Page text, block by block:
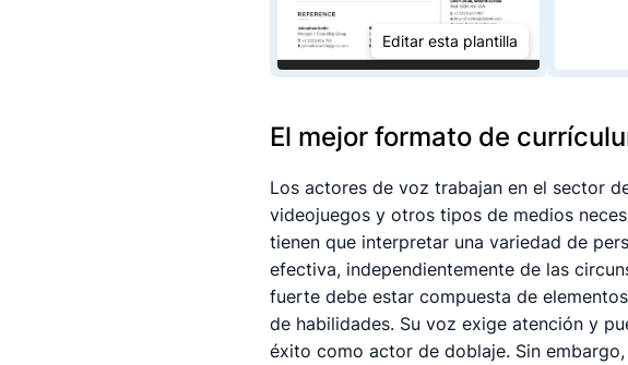
Editar esta plantilla
El mejor formato de
Los actores de voz trabajan en el sector
videojuegos y otros tipos de medios
tienen que interpretar una variedad de
efectiva, independientemente de las
fuerte debe estar compuesta de
de habilidades. Su voz exige atención y
éxito como actor de doblaje. Sin